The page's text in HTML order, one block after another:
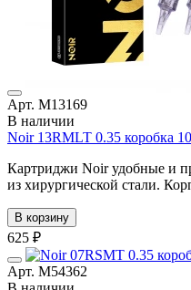
Арт. М13169
В наличии
Noir 13RMLT 0.35 коробка
Картриджи Noir удобные и
из хирургической стали.
В корзину
625 ₽
Арт. М54362